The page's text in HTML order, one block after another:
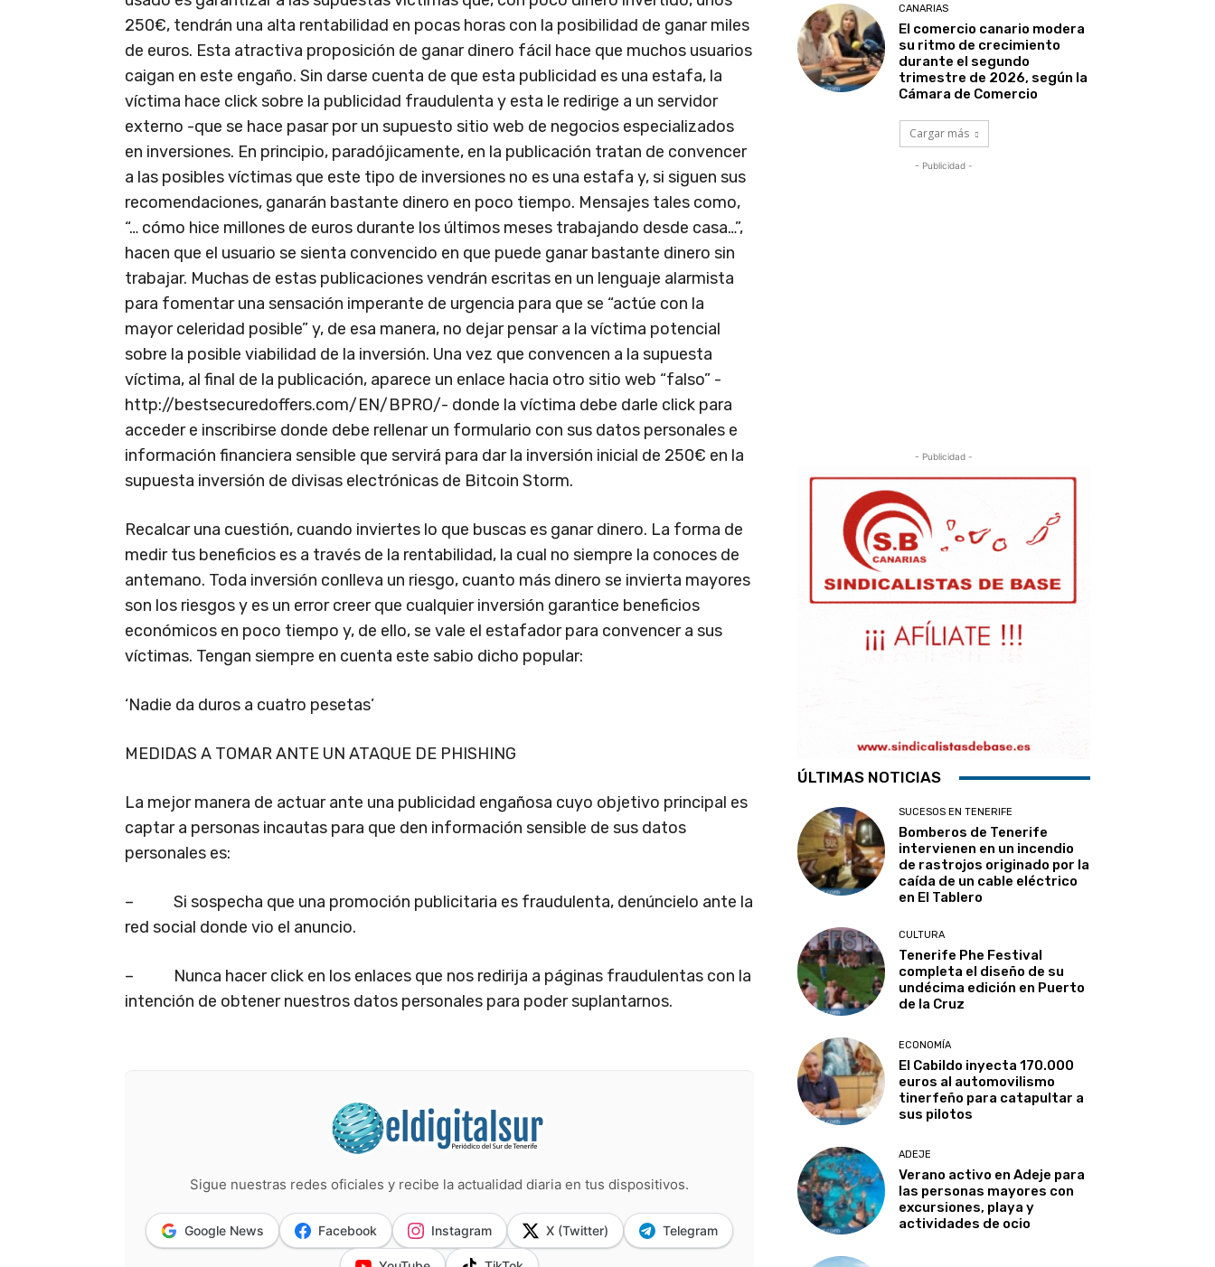
250€, tendrán una alta rentabilidad en pocas horas con la posibilidad de ganar miles
de euros. Esta atractiva proposición de ganar dinero fácil hace que muchos usuarios
caigan en este engaño. Sin darse cuenta de que esta publicidad es una estafa, la
víctima hace click sobre la publicidad fraudulenta y esta le redirige a un servidor
externo -que se hace pasar por un supuesto sitio web de negocios especializados
en inversiones. En principio, paradójicamente, en la publicación tratan de convencer
a las posibles víctimas que este tipo de inversiones no es una estafa y, si siguen sus
recomendaciones, ganarán bastante dinero en poco tiempo. Mensajes tales como,
“… cómo hice millones de euros durante los últimos meses trabajando desde casa…”,
hacen que el usuario se sienta convencido en que puede ganar bastante dinero sin
trabajar. Muchas de estas publicaciones vendrán escritas en un lenguaje alarmista
para fomentar una sensación imperante de urgencia para que se “actúe con la
mayor celeridad posible” y, de esa manera, no dejar pensar a la víctima potencial
sobre la posible viabilidad de la inversión. Una vez que convencen a la supuesta
víctima, al final de la publicación, aparece un enlace hacia otro sitio web “falso” -
http://bestsecuredoffers.com/EN/BPRO/- donde la víctima debe darle click para
acceder e inscribirse donde debe rellenar un formulario con sus datos personales e
información financiera sensible que servirá para dar la inversión inicial de 250€ en la
supuesta inversión de divisas electrónicas de Bitcoin Storm.
Recalcar una cuestión, cuando inviertes lo que buscas es ganar dinero. La forma de
medir tus beneficios es a través de la rentabilidad, la cual no siempre la conoces de
antemano. Toda inversión conlleva un riesgo, cuanto más dinero se invierta mayores
son los riesgos y es un error creer que cualquier inversión garantice beneficios
económicos en poco tiempo y, de ello, se vale el estafador para convencer a sus
víctimas. Tengan siempre en cuenta este sabio dicho popular:
‘Nadie da duros a cuatro pesetas’
MEDIDAS A TOMAR ANTE UN ATAQUE DE PHISHING
La mejor manera de actuar ante una publicidad engañosa cuyo objetivo principal es
captar a personas incautas para que den información sensible de sus datos
personales es:
– Si sospecha que una promoción publicitaria es fraudulenta, denúncielo ante la
red social donde vio el anuncio.
– Nunca hacer click en los enlaces que nos redirija a páginas fraudulentas con la
intención de obtener nuestros datos personales para poder suplantarnos.
Sigue nuestras redes oficiales y recibe la actualidad diaria en tus dispositivos.
Google News Facebook Instagram X (Twitter) Telegram
CANARIAS
El comercio canario modera
su ritmo de crecimiento
durante el segundo
trimestre de 2026, según la
Cámara de Comercio
Cargar más
- Publicidad -
- Publicidad -
ÚLTIMAS NOTICIAS
SUCESOS EN TENERIFE
Bomberos de Tenerife
intervienen en un incendio
de rastrojos originado por la
caída de un cable eléctrico
en El Tablero
CULTURA
Tenerife Phe Festival
completa el diseño de su
undécima edición en Puerto
de la Cruz
ECONOMÍA
El Cabildo inyecta 170.000
euros al automovilismo
tinerfeño para catapultar a
sus pilotos
ADEJE
Verano activo en Adeje para
las personas mayores con
excursiones, playa y
actividades de ocio